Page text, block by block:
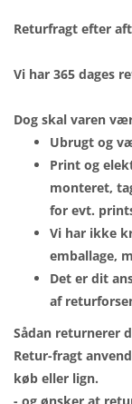
Returfragt efter
Vi har 365 dages
Dog skal varen
Ubrugt og
Print og
monteret,
for evt.
Vi har ikke
emballage,
Det er dit
af
Sådan returnerer
Retur-fragt
køb eller lign.